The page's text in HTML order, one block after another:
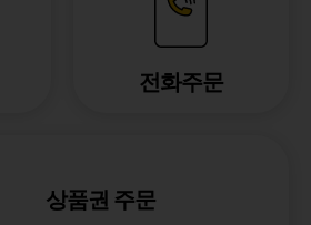
전화주문
상품권 주문